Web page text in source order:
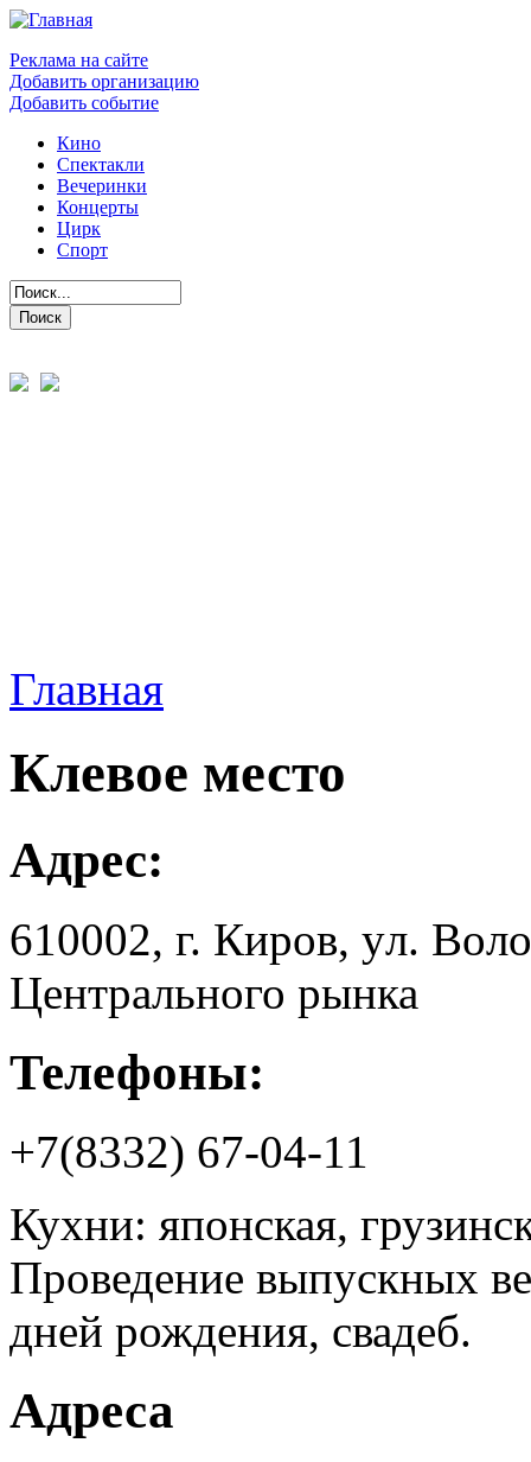
Реклама на сайте
Добавить организацию
Добавить событие
Кино
Спектакли
Вечеринки
Концерты
Цирк
Спорт
Главная
Клевое место
Адрес:
610002, г. Киров, yл.
Центрального рынка
Телефоны:
+7(8332) 67-04-11
Кухни: японская,
Проведение выпускных
дней рождения, свадеб.
Адреса